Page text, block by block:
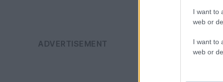
I want to
web or
I want to
web or